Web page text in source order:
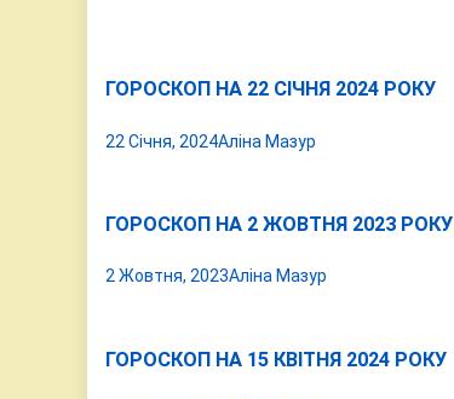
ГОРОСКОП НА 22 СІЧНЯ 2024 РОКУ
22 Січня, 2024Аліна Мазур
ГОРОСКОП НА 2 ЖОВТНЯ 2023 РОКУ
2 Жовтня, 2023Аліна Мазур
ГОРОСКОП НА 15 КВІТНЯ 2024 РОКУ